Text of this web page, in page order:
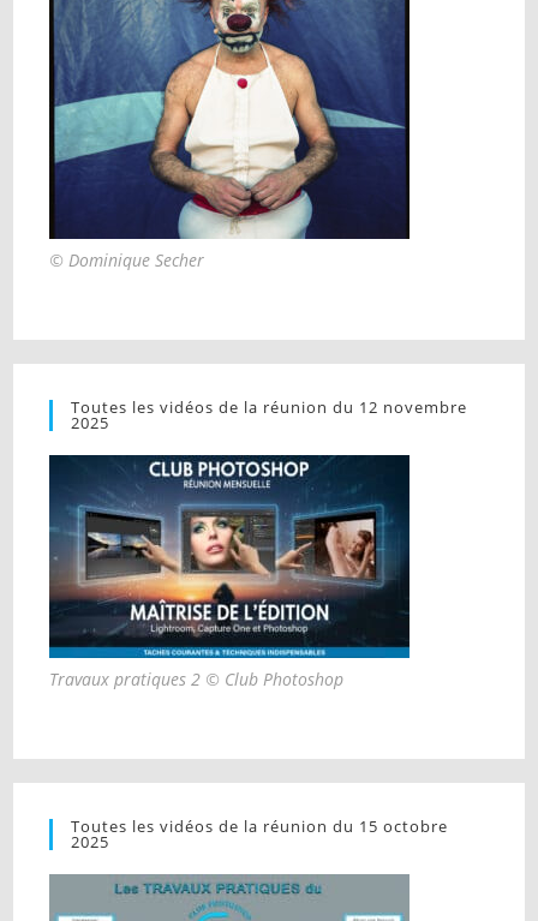
© Dominique Secher
Toutes les vidéos de la réunion du 12 novembre
2025
Travaux pratiques 2 © Club Photoshop
Toutes les vidéos de la réunion du 15 octobre
2025